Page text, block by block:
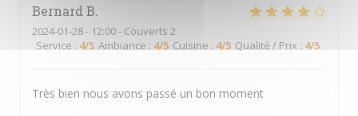
Bernard B
2024-01-28- 12:00 - Couverts 2
Service : 4/5 Ambiance : 4/5 Cuisine : 4/5 Qualité / Prix : 4/5
Très bien nous avons passé un bon moment